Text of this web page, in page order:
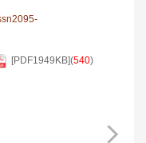
[PDF1949KB](540)